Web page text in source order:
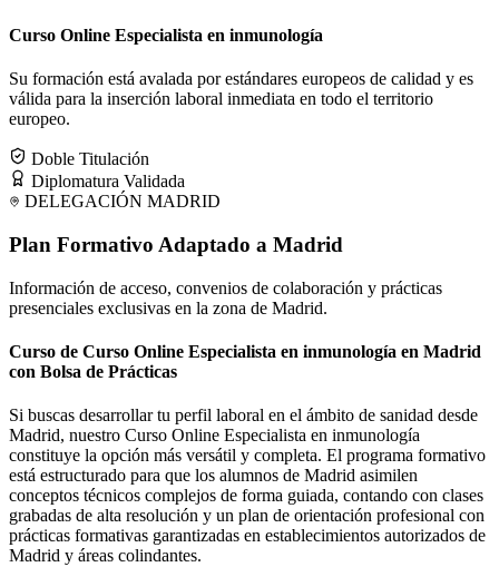
Curso Online Especialista en inmunología
Su formación está avalada por estándares europeos de calidad y es
válida para la inserción laboral inmediata en todo el territorio
europeo.
Doble Titulación
Diplomatura Validada
DELEGACIÓN MADRID
Plan Formativo Adaptado a Madrid
Información de acceso, convenios de colaboración y prácticas
presenciales exclusivas en la zona de Madrid.
Curso de Curso Online Especialista en inmunología en Madrid
con Bolsa de Prácticas
Si buscas desarrollar tu perfil laboral en el ámbito de sanidad desde
Madrid, nuestro Curso Online Especialista en inmunología
constituye la opción más versátil y completa. El programa formativo
está estructurado para que los alumnos de Madrid asimilen
conceptos técnicos complejos de forma guiada, contando con clases
grabadas de alta resolución y un plan de orientación profesional con
prácticas formativas garantizadas en establecimientos autorizados de
Madrid y áreas colindantes.